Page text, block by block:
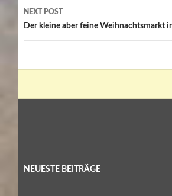
NEXT POST
Der kleine aber feine Weihnachtsmarkt
NEUESTE BEITRÄGE